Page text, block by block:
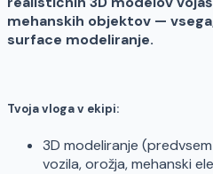
mehanskih objektov —
surface modeliranje.
Tvoja vloga v ekipi:
3D modeliranje
vozila, orožja, mehanski